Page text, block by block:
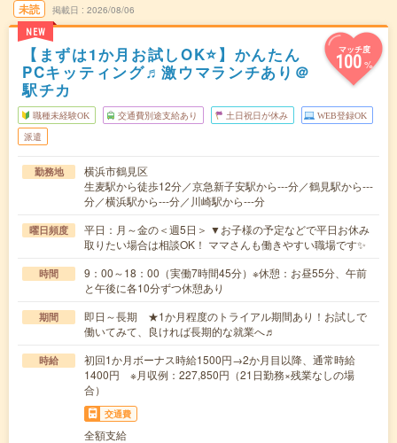
未読
NEW
掲載日 2026/08/06
マッチ度
100%
【まずは1か月お試しOK⭐】かんたん
PCキッティング♬激ウマランチあり＠
駅チカ
職種未経験OK 交通費別途支給あり 土日祝日が休み WEB登録OK
派遣
勤務地
横浜市鶴見区
生麦駅から徒歩12分／京急新子安駅から---分／鶴見駅から---
分／横浜駅から---分／川崎駅から---分
曜日頻度
平日：月～金の＜週5日＞ ▼お子様の予定などで平日お休み
取りたい場合は相談OK！ ママさんも働きやすい職場です✨
時間
9：00～18：00（実働7時間45分）※休憩：お昼55分、午前
と午後に各10分ずつ休憩あり
期間
即日～長期 ★1か月程度のトライアル期間あり！お試しで
働いてみて、良ければ長期的な就業へ♬
時給
初回1か月ボーナス時給1500円→2か月目以降、通常時給
1400円 ※月収例：227,850円（21日勤務×残業なしの場
合）
交通費
全額支給